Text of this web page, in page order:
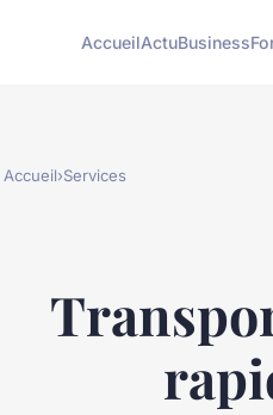
AccueilActuBusiness
Accueil›Services